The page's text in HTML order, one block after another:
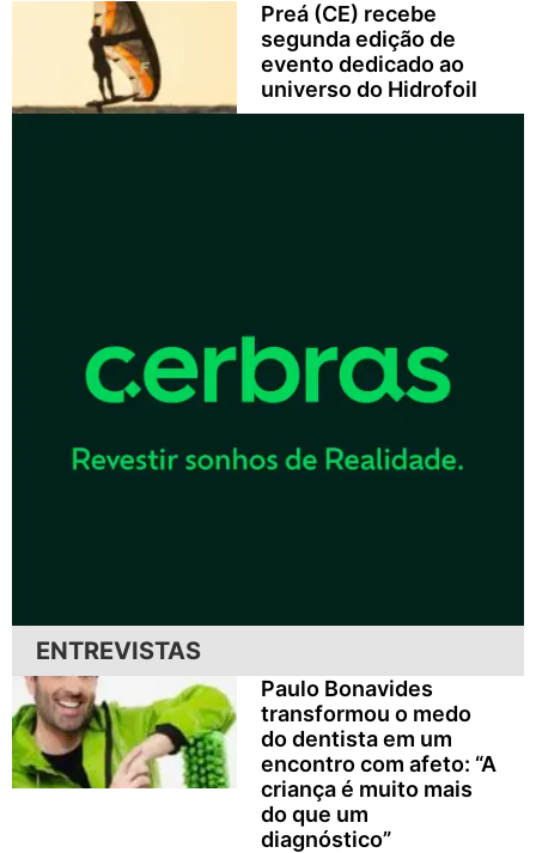
Preá (CE) recebe
segunda edição de
evento dedicado ao
universo do Hidrofoil
ENTREVISTAS
Paulo Bonavides
transformou o medo
do dentista em um
encontro com afeto: “A
criança é muito mais
do que um
diagnóstico”